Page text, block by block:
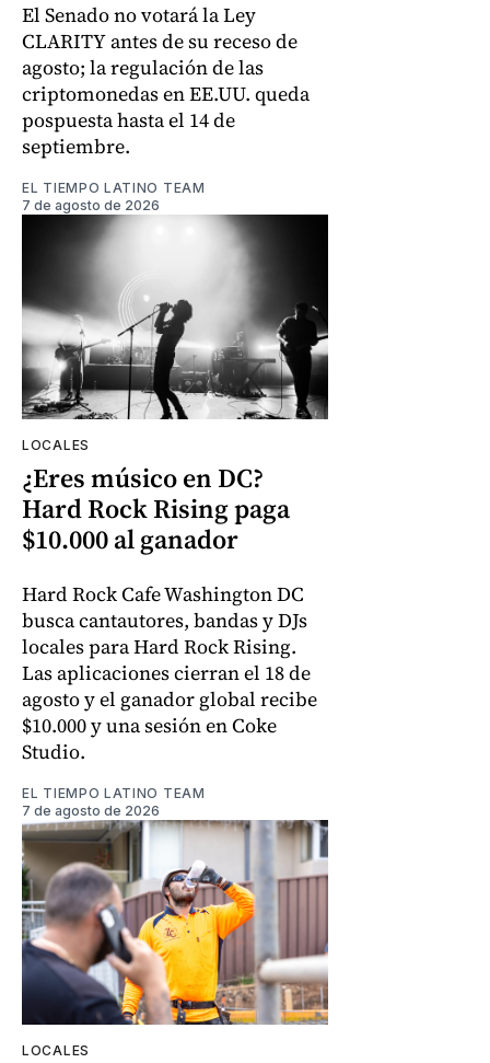
El Senado no votará la Ley
CLARITY antes de su receso de
agosto; la regulación de las
criptomonedas en EE.UU. queda
pospuesta hasta el 14 de
septiembre.
EL TIEMPO LATINO TEAM
7 de agosto de 2026
LOCALES
¿Eres músico en DC?
Hard Rock Rising paga
$10.000 al ganador
Hard Rock Cafe Washington DC
busca cantautores, bandas y DJs
locales para Hard Rock Rising.
Las aplicaciones cierran el 18 de
agosto y el ganador global recibe
$10.000 y una sesión en Coke
Studio.
EL TIEMPO LATINO TEAM
7 de agosto de 2026
LOCALES